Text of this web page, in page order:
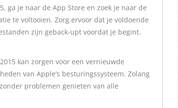
ga je naar de App Store en zoek je naar de
te voltooien. Zorg ervoor dat je voldoende
zijn geback-upt voordat je begint.
kan zorgen voor een vernieuwde
van Apple’s besturingssysteem. Zolang
problemen genieten van alle